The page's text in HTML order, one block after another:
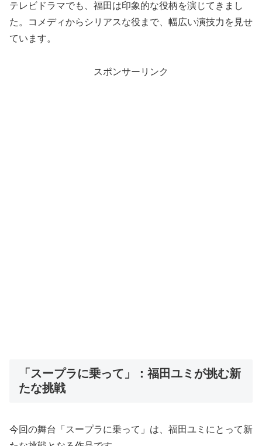
テレビドラマでも、福田は印象的な役柄を演じてきまし
た。コメディからシリアスな役まで、幅広い演技力を見せ
ています。
スポンサーリンク
「スープラに乗って」：福田ユミが挑む新
たな挑戦
今回の舞台「スープラに乗って」は、福田ユミにとって新